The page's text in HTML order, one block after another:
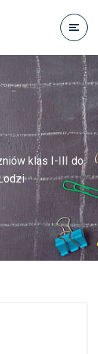
klas I-III do